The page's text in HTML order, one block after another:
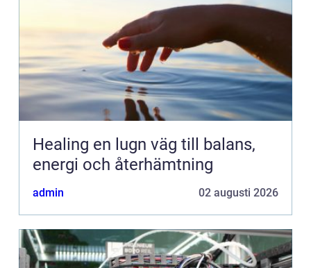
Healing en lugn väg till balans,
energi och återhämtning
admin 02 augusti 2026